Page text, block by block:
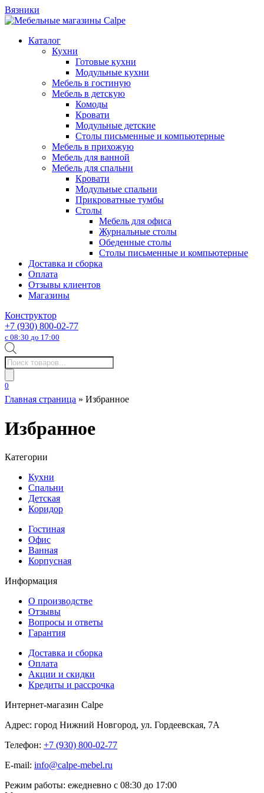
Вязники
Каталог
Кухни
Готовые кухни
Модульные кухни
Мебель в гостиную
Мебель в детскую
Комоды
Кровати
Модульные детские
Столы письменные и компьютерные
Мебель в прихожую
Мебель для ванной
Мебель для спальни
Кровати
Модульные спальни
Прикроватные тумбы
Столы
Мебель для офиса
Журнальные столы
Обеденные столы
Столы письменные и компьютерные
Доставка и сборка
Оплата
Отзывы клиентов
Магазины
Конструктор
+7 (930) 800-02-77
с 08:30 до 17:00
Поиск
товаров
0
Главная страница » Избранное
Избранное
Категории
Кухни
Спальни
Детская
Коридор
Гостиная
Офис
Ванная
Корпусная
Информация
О производстве
Отзывы
Вопросы и ответы
Гарантия
Доставка и сборка
Оплата
Акции и скидки
Кредиты и рассрочка
Интернет-магазин Calpe
Адрес: город Нижний Новгород, ул. Гордеевская, 7А
Телефон: +7 (930) 800-02-77
E-mail: info@calpe-mebel.ru
Режим работы: ежедневно с 08:30 до 17:00